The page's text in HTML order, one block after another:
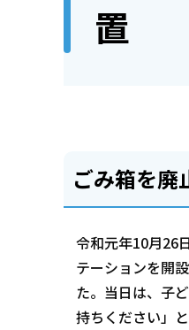
置
ごみ箱を廃
令和元年10月26
テーションを開
た。当日は、子
持ちください」